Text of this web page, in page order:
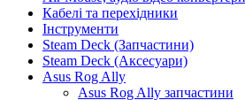
Кабелі та перехідники
Інструменти
Steam Deck (Запчастини)
Steam Deck (Аксесуари)
Asus Rog Ally
Asus Rog Ally запчастини